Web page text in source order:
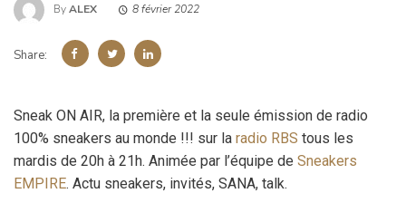
ByALEX 8 février 2022
Share:
Sneak ON AIR, la première et la seule émission de radio
100% sneakers au monde !!! sur la radio RBS tous les
mardis de 20h à 21h. Animée par l’équipe de Sneakers
EMPIRE. Actu sneakers, invités, SANA, talk.